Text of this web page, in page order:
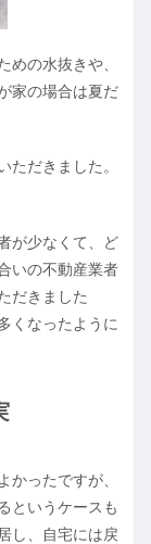
めの水抜きや、
家の場合は夏だ
ただきました。
が少なくて、ど
いの不動産業者
だきました
くなったように
かったですが、
というケースも
し、自宅には戻